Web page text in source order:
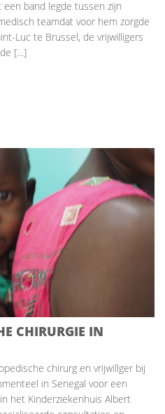
een band legde tussen zijn
teamdat voor hem zorgde
Luc te Brussel, de vrijwilligers
[…]
CHIRURGIE IN
chirurg en vrijwillger bij
in Senegal voor een
het Kinderziekenhuis Albert